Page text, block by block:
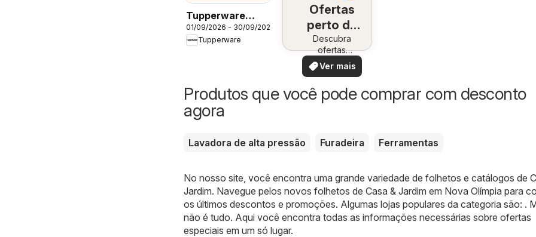
Tupperware
catálogo Vitrine
09
01/09/2026 - 30/09/2026
Tupperware
Ofertas
perto de
você
Descubra
ofertas
especiais
Ver mais
Produtos que você pode comprar com desconto
agora
Lavadora de alta pressão Furadeira Ferramentas
No nosso site, você encontra uma grande variedade de folhetos e catálogos de
Jardim. Navegue pelos novos folhetos de Casa & Jardim em Nova Olímpia para
os últimos descontos e promoções. Algumas lojas populares da categoria são: .
não é tudo. Aqui você encontra todas as informações necessárias sobre ofertas
especiais em um só lugar.